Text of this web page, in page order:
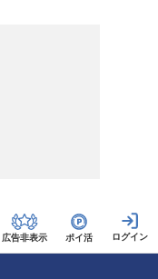
広告非表示 ポイ活